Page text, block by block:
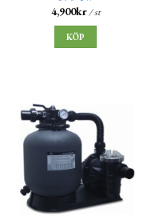
4,900kr/ st
KÖP